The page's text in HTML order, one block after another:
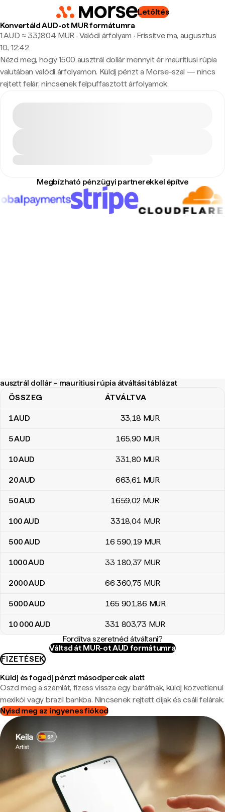
Letöltés
Konvertáld AUD-ot MUR formátumra
1 AUD ≈ 33,1804 MUR · Valódi árfolyam · Frissítve ma, augusztus
10., 12:42
Nézd meg, hogy 1500 ausztrál dollár mennyit ér mauritiusi rúpia
valutában valódi árfolyamon. Küldj pénzt a Morse-szal — nincs
rejtett felár, nincsenek felpuffasztott árfolyamok.
Megbízható pénzügyi partnerekkel építve
ausztrál dollár – mauritiusi rúpia átváltási táblázat
ausztrál dollár – mauritiusi rúpia átváltási táblázat
ÖSSZEG ÁTVÁLTVA
1AUD 33,18 MUR
5AUD 165,90 MUR
10AUD 331,80 MUR
20AUD 663,61 MUR
50AUD 1659,02 MUR
100AUD 3318,04 MUR
500AUD 16 590,19 MUR
1000AUD 33 180,37 MUR
2000AUD 66 360,75 MUR
5000AUD 165 901,86 MUR
10 000AUD 331 803,73 MUR
Fordítva szeretnéd átváltani?
Váltsd át MUR-ot AUD formátumra
FIZETÉSEK
Küldj és fogadj pénzt másodpercek alatt
Oszd meg a számlát, fizess vissza egy barátnak, küldj közvetlenül
mexikói vagy brazil bankba. Nincsenek rejtett díjak és csáli felárak.
Nyisd meg az ingyenes fiókod